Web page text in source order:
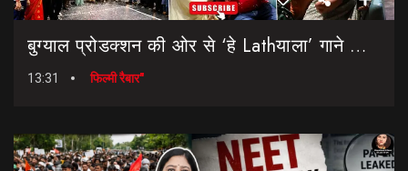
बुग्याल प्रोडक्शन की ओर से ‘हे Lathयाला’ गाने की शानदार लॉन्चिंग || Hey Lathyala || Garhwali Song
13:31 फिल्मी रैबार"